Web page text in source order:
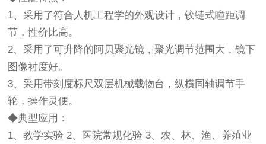
1、采用了符合人机工程学的外观设计，铰链式瞳距调
节，性价比高。
2、采用了可升降的阿贝聚光镜，聚光调节范围大，镜下
图像衬度好。
3、采用带刻度标尺双层机械载物台，纵横同轴调节手
轮，操作灵便。
◆典型应用：
1、教学实验 2、医院常规化验 3、农、林、渔、养殖业